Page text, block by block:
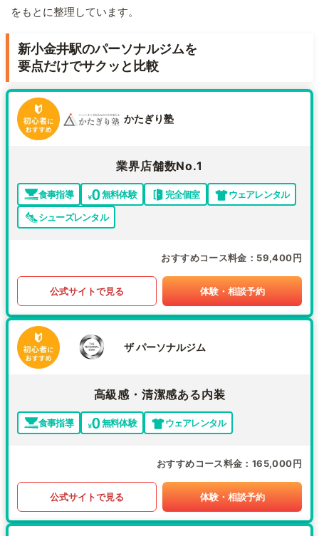
をもとに整理しています。
新小金井駅のパーソナルジムを
要点だけでサクッと比較
かたぎり塾
業界店舗数No.1
食事指導 無料体験 完全個室
ウェアレンタル
シューズレンタル
おすすめコース料金 59,400円
公式サイトで見る 体験・相談予約
ザ パーソナルジム
高級感・清潔感ある内装
食事指導 無料体験 ウェアレンタル
おすすめコース料金 165,000円
公式サイトで見る 体験・相談予約